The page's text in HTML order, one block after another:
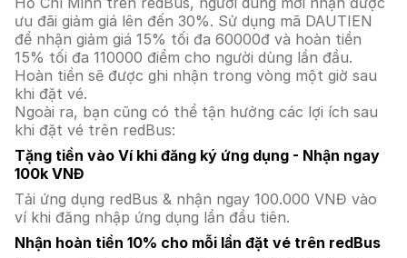
ưu đãi giảm giá lên đến 30%. Sử dụng mã DAUTIEN
để nhận giảm giá 15% tối đa 60000đ và hoàn tiền
15% tối đa 110000 điểm cho người dùng lần đầu.
Hoàn tiền sẽ được ghi nhận trong vòng một giờ sau
khi đặt vé.
Ngoài ra, bạn cũng có thể tận hưởng các lợi ích sau
khi đặt vé trên redBus:
Tặng tiền vào Ví khi đăng ký ứng dụng - Nhận ngay
100k VNĐ
Tải ứng dụng redBus & nhận ngay 100.000 VNĐ vào
ví khi đăng nhập ứng dụng lần đầu tiên.
Nhận hoàn tiền 10% cho mỗi lần đặt vé trên redBus